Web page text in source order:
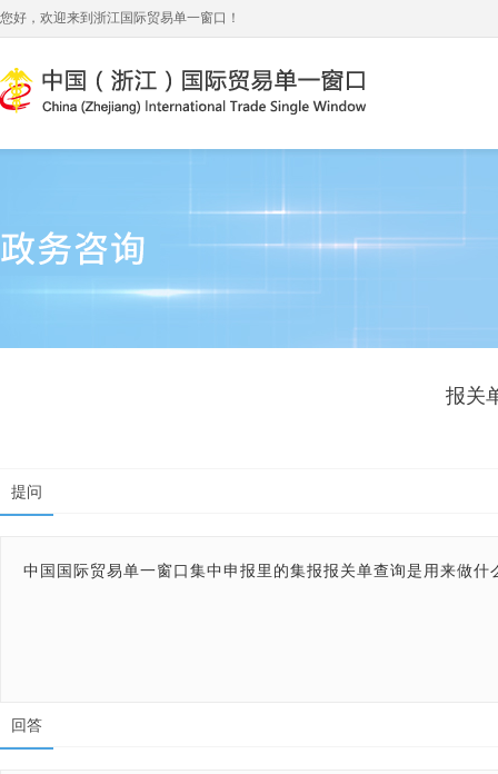
您好，欢迎来到浙江国际贸易单一窗口！
报关
提问
中国国际贸易单一窗口集中申报里的集报报关单查询是用来做什
回答